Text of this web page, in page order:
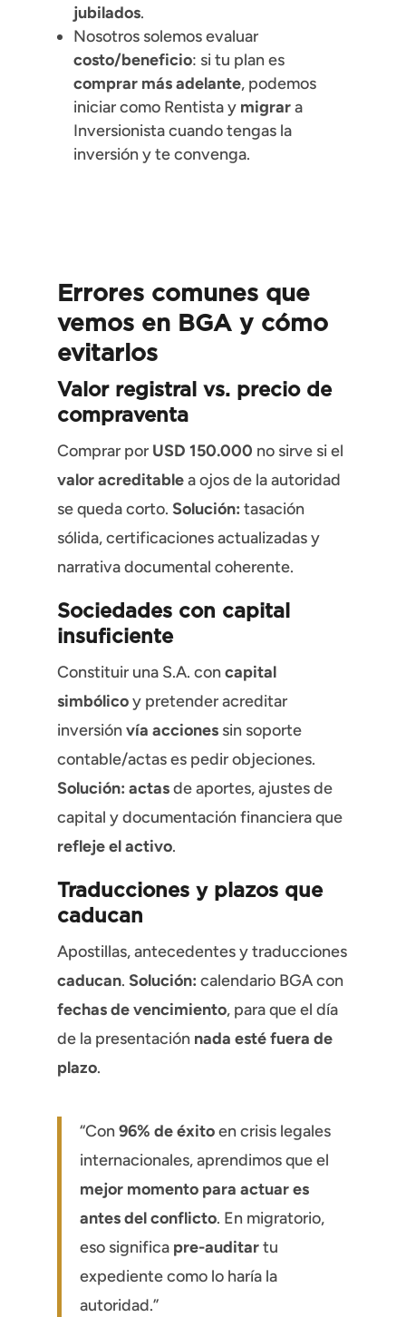
jubilados.
Nosotros solemos evaluar
costo/beneficio: si tu plan es
comprar más adelante, podemos
iniciar como Rentista y migrara
Inversionista cuando tengas la
inversión y te convenga.
Errores comunes que
vemos en BGA y cómo
evitarlos
Valor registral vs. precio de
compraventa
Comprar por USD 150.000 no sirve si el
valor acreditablea ojos de la autoridad
se queda corto. Solución: tasación
sólida, certificaciones actualizadas y
narrativa documental coherente.
Sociedades con capital
insuficiente
Constituir una S.A. con capital
simbólicoy pretender acreditar
inversión vía accionessin soporte
contable/actas es pedir objeciones.
Solución: actasde aportes, ajustes de
capital y documentación financiera que
refleje el activo.
Traducciones y plazos que
caducan
Apostillas, antecedentes y traducciones
caducan. Solución: calendario BGA con
fechas de vencimiento, para que el día
de la presentación nada esté fuera de
plazo.
“Con 96% de éxitoen crisis legales
internacionales, aprendimos que el
mejor momento para actuar es
antes del conflicto. En migratorio,
eso significa pre-auditartu
expediente como lo haría la
autoridad.”